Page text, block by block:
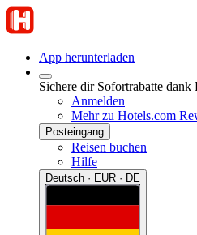
App herunterladen
Sichere dir Sofortrabatte
Anmelden
Mehr zu Hotels.com
Posteingang
Reisen buchen
Hilfe
Deutsch · EUR · DE